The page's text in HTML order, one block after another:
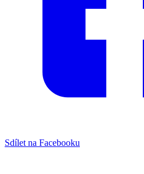
Sdílet na Facebooku